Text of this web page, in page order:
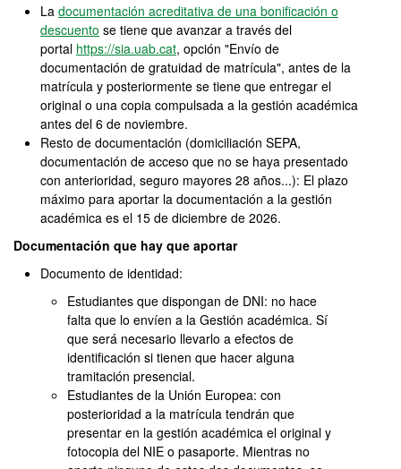
La documentación acreditativa de una bonificación o
descuento se tiene que avanzar a través del
portal https://sia.uab.cat, opción "Envío de
documentación de gratuidad de matrícula", antes de la
matrícula y posteriormente se tiene que entregar el
original o una copia compulsada a la gestión académica
antes del 6 de noviembre.
Resto de documentación (domiciliación SEPA,
documentación de acceso que no se haya presentado
con anterioridad, seguro mayores 28 años...): El plazo
máximo para aportar la documentación a la gestión
académica es el 15 de diciembre de 2026.
Documentación que hay que aportar
Documento de identidad:
Estudiantes que dispongan de DNI: no hace
falta que lo envíen a la Gestión académica. Sí
que será necesario llevarlo a efectos de
identificación si tienen que hacer alguna
tramitación presencial.
Estudiantes de la Unión Europea: con
posterioridad a la matrícula tendrán que
presentar en la gestión académica el original y
fotocopia del NIE o pasaporte. Mientras no